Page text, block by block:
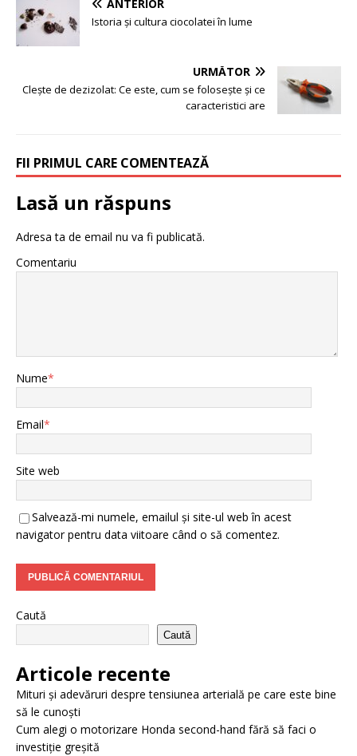
ANTERIOR
Istoria și cultura ciocolatei în lume
URMĂTOR
Clește de dezizolat: Ce este, cum se folosește și ce
caracteristici are
FII PRIMUL CARE COMENTEAZĂ
Lasă un răspuns
Adresa ta de email nu va fi publicată.
Comentariu
Nume*
Email*
Site web
Salvează-mi numele, emailul și site-ul web în acest
navigator pentru data viitoare când o să comentez.
Caută
Caută
Articole recente
Mituri și adevăruri despre tensiunea arterială pe care este bine
să le cunoști
Cum alegi o motorizare Honda second-hand fără să faci o
investiție greșită